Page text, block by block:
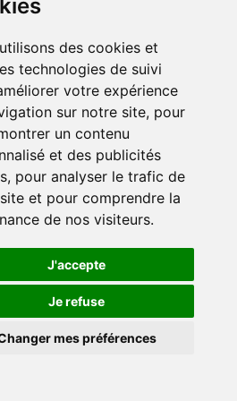
des cookies et
technologies de suivi
votre expérience
sur notre site, pour
un contenu
et des publicités
pour analyser le trafic de
et pour comprendre la
de nos visiteurs.
J'accepte
Je refuse
mes préférences